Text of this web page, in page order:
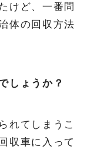
けど、一番問
体の回収方法
しょうか？
れてしまうこ
収車に入って